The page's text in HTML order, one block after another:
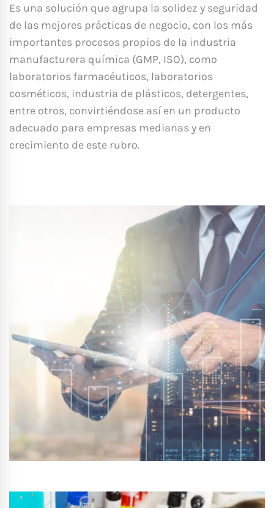
Es una solución que agrupa la solidez y seguridad
de las mejores prácticas de negocio, con los más
importantes procesos propios de la industria
manufacturera química (GMP, ISO), como
laboratorios farmacéuticos, laboratorios
cosméticos, industria de plásticos, detergentes,
entre otros, convirtiéndose así en un producto
adecuado para empresas medianas y en
crecimiento de este rubro.